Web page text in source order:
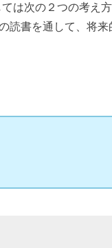
は次の２つの考え
読書を通して、将